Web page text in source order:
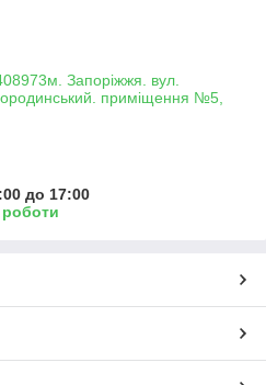
Запоріжжя. вул.
приміщення №5,
до 17:00
роботи